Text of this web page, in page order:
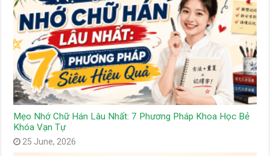
Mẹo Nhớ Chữ Hán Lâu Nhất: 7 Phương Pháp Khoa Học Bẻ
Khóa Vạn Tự
25 June, 2026